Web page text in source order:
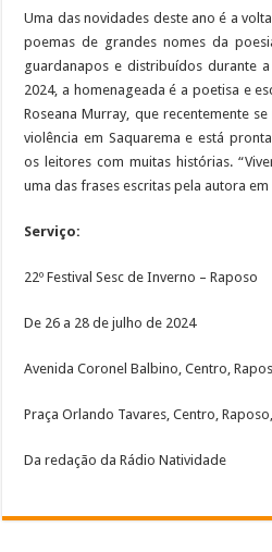
Uma das novidades deste ano é a
poemas de grandes nomes da
guardanapos e distribuídos durante
2024, a homenageada é a poetisa e
Roseana Murray, que recentemente
violência em Saquarema e está
os leitores com muitas histórias.
uma das frases escritas pela autora em
Serviço:
22º Festival Sesc de Inverno – Raposo
De 26 a 28 de julho de 2024
Avenida Coronel Balbino, Centro,
Praça Orlando Tavares, Centro,
Da redação da Rádio Natividade